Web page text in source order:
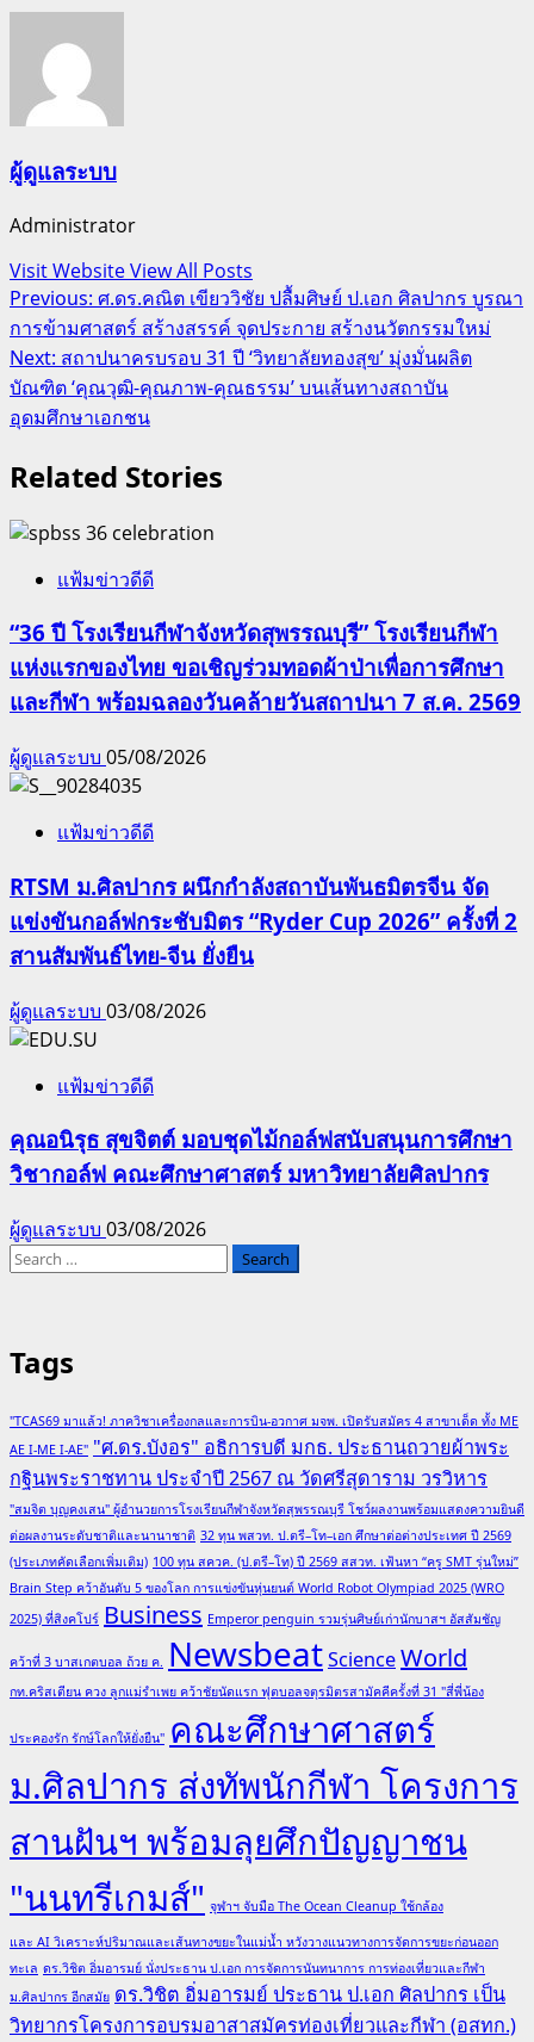
ผู้ดูแลระบบ
Administrator
Visit WebsiteView All Posts
Post
navigation
Previous: ศ.ดร.คณิต เขียววิชัย ปลื้มศิษย์ ป.เอก ศิลปากร บูรณา
การข้ามศาสตร์ สร้างสรรค์ จุดประกาย สร้างนวัตกรรมใหม่
Next: สถาปนาครบรอบ 31 ปี ‘วิทยาลัยทองสุข’ มุ่งมั่นผลิต
บัณฑิต ‘คุณวุฒิ-คุณภาพ-คุณธรรม’ บนเส้นทางสถาบัน
อุดมศึกษาเอกชน
Related Stories
แฟ้มข่าวดีดี
“36 ปี โรงเรียนกีฬาจังหวัดสุพรรณบุรี” โรงเรียนกีฬา
แห่งแรกของไทย ขอเชิญร่วมทอดผ้าป่าเพื่อการศึกษา
และกีฬา พร้อมฉลองวันคล้ายวันสถาปนา 7 ส.ค. 2569
ผู้ดูแลระบบ 05/08/2026
แฟ้มข่าวดีดี
RTSM ม.ศิลปากร ผนึกกำลังสถาบันพันธมิตรจีน จัด
แข่งขันกอล์ฟกระชับมิตร “Ryder Cup 2026” ครั้งที่ 2
สานสัมพันธ์ไทย-จีน ยั่งยืน
ผู้ดูแลระบบ 03/08/2026
แฟ้มข่าวดีดี
คุณอนิรุธ สุขจิตต์ มอบชุดไม้กอล์ฟสนับสนุนการศึกษา
วิชากอล์ฟ คณะศึกษาศาสตร์ มหาวิทยาลัยศิลปากร
ผู้ดูแลระบบ 03/08/2026
Search
Tags
"TCAS69 มาแล้ว! ภาควิชาเครื่องกลและการบิน-อวกาศ มจพ. เปิดรับสมัคร 4 สาขาเด็ด ทั้ง ME
AE I-ME I-AE" "ศ.ดร.บังอร" อธิการบดี มกธ. ประธานถวายผ้าพระ
กฐินพระราชทาน ประจำปี 2567 ณ วัดศรีสุดาราม วรวิหาร
"สมจิต บุญคงเสน" ผู้อำนวยการโรงเรียนกีฬาจังหวัดสุพรรณบุรี โชว์ผลงานพร้อมแสดงความยินดี
ต่อผลงานระดับชาติและนานาชาติ 32 ทุน พสวท. ป.ตรี–โท–เอก ศึกษาต่อต่างประเทศ ปี 2569
(ประเภทคัดเลือกเพิ่มเติม) 100 ทุน สควค. (ป.ตรี–โท) ปี 2569 สสวท. เฟ้นหา “ครู SMT รุ่นใหม่”
Brain Step คว้าอันดับ 5 ของโลก การแข่งขันหุ่นยนต์ World Robot Olympiad 2025 (WRO
2025) ที่สิงคโปร์ Business Emperor penguin รวมรุ่นศิษย์เก่านักบาสฯ อัสสัมชัญ
คว้าที่ 3 บาสเกตบอล ถ้วย ค. NewsbeatScienceWorld
กท.คริสเตียน ควง ลูกแม่รำเพย คว้าชัยนัดแรก ฟุตบอลจตุรมิตรสามัคคีครั้งที่ 31 "สี่พี่น้อง
ประคองรัก รักษ์โลกให้ยั่งยืน" คณะศึกษาศาสตร์
ม.ศิลปากร ส่งทัพนักกีฬา โครงการ
สานฝันฯ พร้อมลุยศึกปัญญาชน
"นนทรีเกมส์" จุฬาฯ จับมือ The Ocean Cleanup ใช้กล้อง
และ AI วิเคราะห์ปริมาณและเส้นทางขยะในแม่น้ำ หวังวางแนวทางการจัดการขยะก่อนออก
ทะเล ดร.วิชิต อิ่มอารมย์ นั่งประธาน ป.เอก การจัดการนันทนาการ การท่องเที่ยวและกีฬา
ม.ศิลปากร อีกสมัย ดร.วิชิต อิ่มอารมย์ ประธาน ป.เอก ศิลปากร เป็น
วิทยากรโครงการอบรมอาสาสมัครท่องเที่ยวและกีฬา (อสทก.)